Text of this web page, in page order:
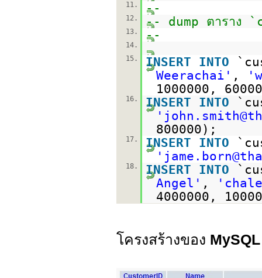
11.
--
12. -- dump ตาราง
13. --
14.
15.
INSERT INTO
Weerachai' ,
1000000,
16. INSERT INTO
800000);
17. INSERT INTO
18. INSERT INTO
Angel' ,
4000000,
โครงสร้างของ